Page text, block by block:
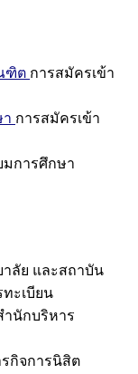
ฑิต การสมัครเข้า
การสมัครเข้า
มการศึกษา
ลัย และสถาบัน
ะเบียน
ำนักบริหาร
กิจการนิสิต